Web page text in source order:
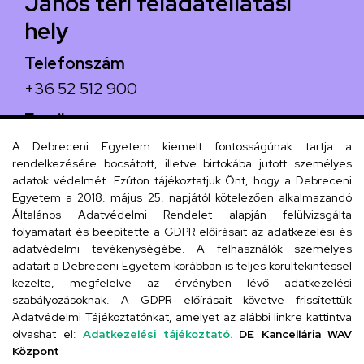
hely
Telefonszám
+36 52 512 900
Email
arany.titkarsag@arany-alt.unideb.hu
Cím
4026 Debrecen, Arany János tér 1.
Szervezeti telefonkönyv
UD telefonkönyv
A Debreceni Egyetem kiemelt fontosságúnak tartja a
rendelkezésére bocsátott, illetve birtokába jutott személyes
adatok védelmét. Ezúton tájékoztatjuk Önt, hogy a Debreceni
Egyetem a 2018. május 25. napjától kötelezően alkalmazandó
Általános Adatvédelmi Rendelet alapján felülvizsgálta
folyamatait és beépítette a GDPR előírásait az adatkezelési és
adatvédelmi tevékenységébe. A felhasználók személyes
adatait a Debreceni Egyetem korábban is teljes körültekintéssel
kezelte, megfelelve az érvényben lévő adatkezelési
szabályozásoknak. A GDPR előírásait követve frissítettük
Adatvédelmi Tájékoztatónkat, amelyet az alábbi linkre kattintva
olvashat el: Adatkezelési tájékoztató. DE Kancellária WAV
Központ